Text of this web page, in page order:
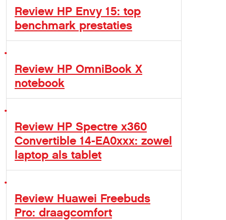
Review HP Envy 15: top
benchmark prestaties
Review HP OmniBook X
notebook
Review HP Spectre x360
Convertible 14-EA0xxx: zowel
laptop als tablet
Review Huawei Freebuds
Pro: draagcomfort